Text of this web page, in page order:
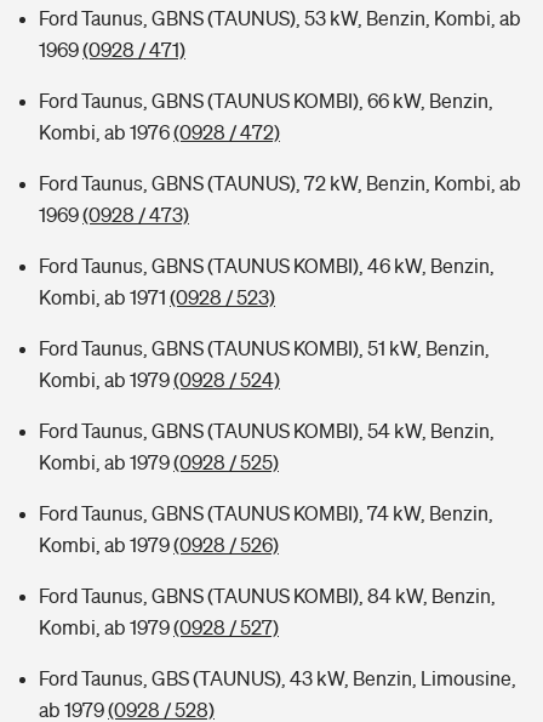
Ford Taunus, GBNS (TAUNUS), 53 kW, Benzin, Kombi, ab
1969(0928 / 471)
Ford Taunus, GBNS (TAUNUS KOMBI), 66 kW, Benzin,
Kombi, ab 1976(0928 / 472)
Ford Taunus, GBNS (TAUNUS), 72 kW, Benzin, Kombi, ab
1969(0928 / 473)
Ford Taunus, GBNS (TAUNUS KOMBI), 46 kW, Benzin,
Kombi, ab 1971 (0928 / 523)
Ford Taunus, GBNS (TAUNUS KOMBI), 51 kW, Benzin,
Kombi, ab 1979(0928 / 524)
Ford Taunus, GBNS (TAUNUS KOMBI), 54 kW, Benzin,
Kombi, ab 1979(0928 / 525)
Ford Taunus, GBNS (TAUNUS KOMBI), 74 kW, Benzin,
Kombi, ab 1979(0928 / 526)
Ford Taunus, GBNS (TAUNUS KOMBI), 84 kW, Benzin,
Kombi, ab 1979(0928 / 527)
Ford Taunus, GBS (TAUNUS), 43 kW, Benzin, Limousine,
ab 1979(0928 / 528)